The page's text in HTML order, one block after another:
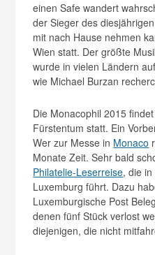
einen Safe wandert
der Sieger des
mit nach Hause nehmen
Wien statt. Der größte
wurde in vielen Ländern
wie Michael Burzan
Die Monacophil 2015
Fürstentum statt. Ein
Wer zur Messe in Monaco
Monate Zeit. Sehr bald
Philatelie-Leserreise, die
Luxemburg führt. Dazu
Luxemburgische Post
denen fünf Stück verlost
diejenigen, die nicht